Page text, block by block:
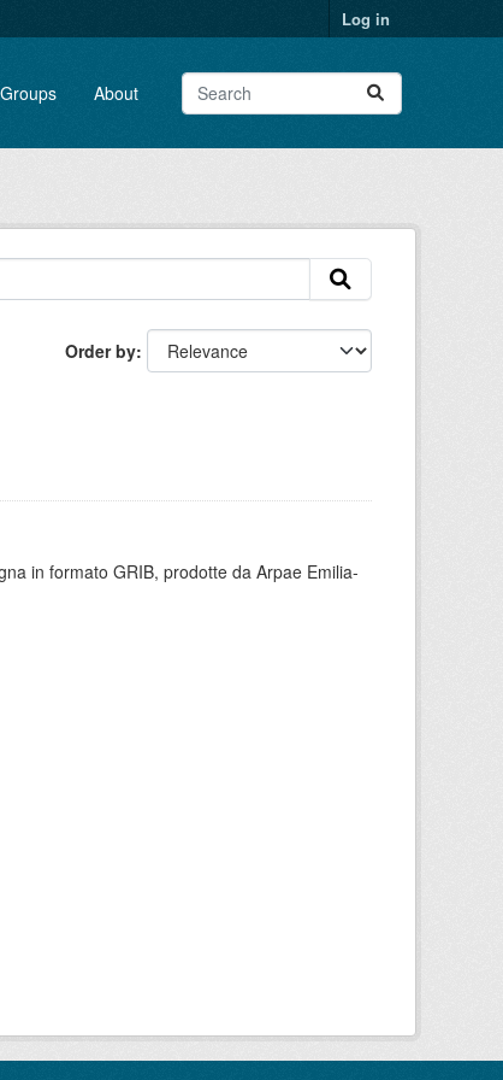
Log in
Groups About
Order by
in formato GRIB, prodotte da Arpae Emilia-